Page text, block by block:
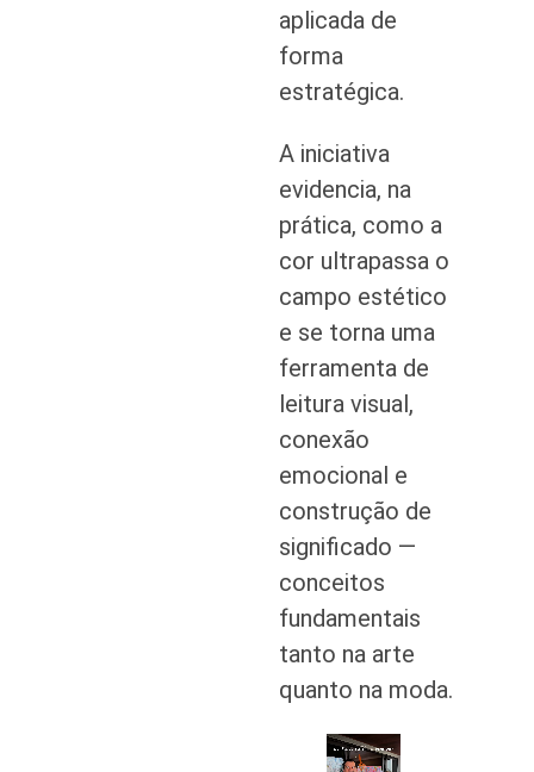
aplicada de
forma
estratégica.
A iniciativa
evidencia, na
prática, como a
cor ultrapassa o
campo estético
e se torna uma
ferramenta de
leitura visual,
conexão
emocional e
construção de
significado —
conceitos
fundamentais
tanto na arte
quanto na moda.